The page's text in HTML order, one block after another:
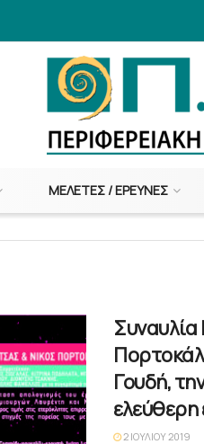
ΜΕΛΈΤΕΣ / ΈΡΕΥΝΕΣ
Γουδή,
ελεύθερη
2 ΙΟΥΛΊΟΥ 2019